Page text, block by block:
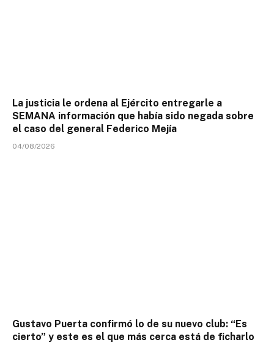
La justicia le ordena al Ejército entregarle a
SEMANA información que había sido negada sobre
el caso del general Federico Mejía
04/08/2026
Gustavo Puerta confirmó lo de su nuevo club: “Es
cierto” y este es el que más cerca está de ficharlo